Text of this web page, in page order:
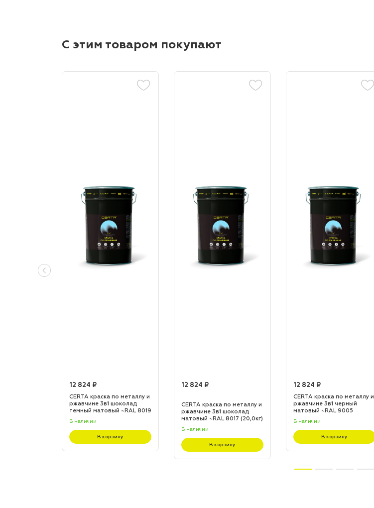
С этим товаром покупают
12 824 ₽
CERTA краска по металлу и
ржавчине 3в1 шоколад
темный матовый ~RAL 8019
В наличии
В корзину
12 824 ₽
CERTA краска по металлу и
ржавчине 3в1 шоколад
матовый ~RAL 8017 (20,0кг)
В наличии
В корзину
12 824 ₽
CERTA краска по металлу и
ржавчине 3в1 черный
матовый ~RAL 9005
В наличии
В корзину